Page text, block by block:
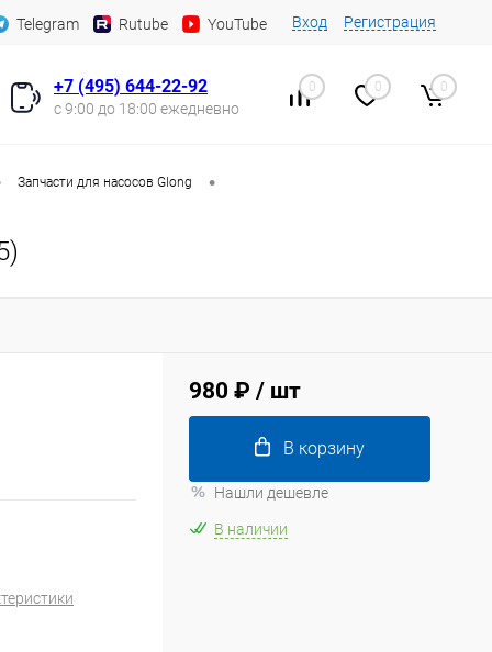
Telegram Rutube YouTube Вход Регистрация
+7 (495) 644-22-92
с 9:00 до 18:00 ежедневно
0 0 0
Запчасти для насосов Glong •
980 ₽ / шт
В корзину
Нашли дешевле
В наличии